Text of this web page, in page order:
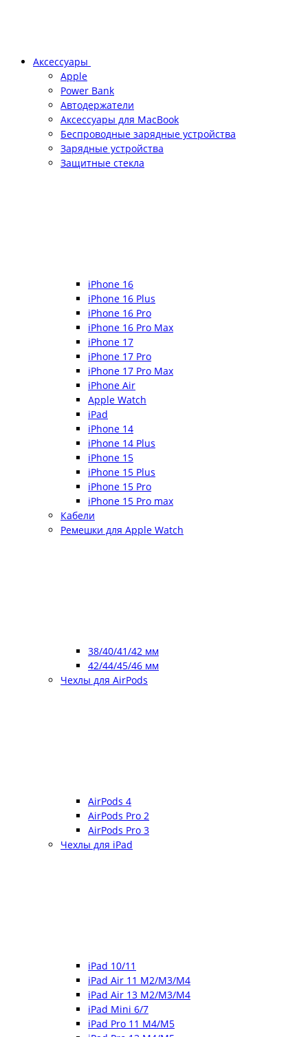
Аксессуары
Apple
Power Bank
Автодержатели
Аксессуары для MacBook
Беспроводные зарядные устройства
Зарядные устройства
Защитные стекла
iPhone 16
iPhone 16 Plus
iPhone 16 Pro
iPhone 16 Pro Max
iPhone 17
iPhone 17 Pro
iPhone 17 Pro Max
iPhone Air
Apple Watch
iPad
iPhone 14
iPhone 14 Plus
iPhone 15
iPhone 15 Plus
iPhone 15 Pro
iPhone 15 Pro max
Кабели
Ремешки для Apple Watch
38/40/41/42 мм
42/44/45/46 мм
Чехлы для AirPods
AirPods 4
AirPods Pro 2
AirPods Pro 3
Чехлы для iPad
iPad 10/11
iPad Air 11 M2/M3/M4
iPad Air 13 M2/M3/M4
iPad Mini 6/7
iPad Pro 11 M4/M5